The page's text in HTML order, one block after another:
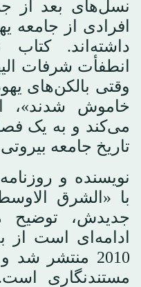
نسل‌های بعد از
افرادی از
داشته‌اند. کتاب
انطفأت شرفات
وقتی بالکن‌های
خاموش شدند»،
می‌کند و به یک
تاریخ جامعه
نویسنده و
با «الشرق
جدیدش، توضیح
ادامه‌ای است
2010 منتشر
مستندنگاری